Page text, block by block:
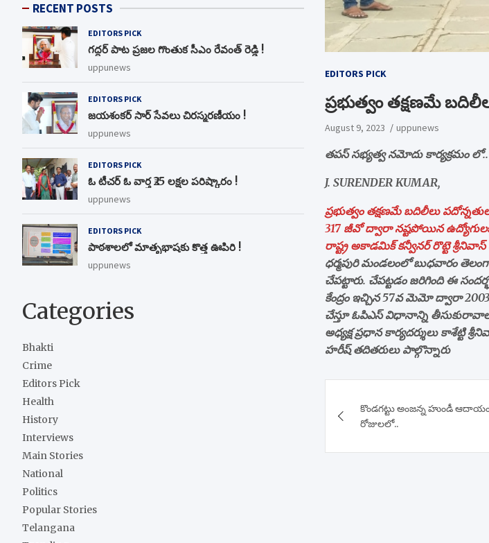
EDITORS PICK
ప్రభుత్వం తక్షణమే
August 9, 2023 uppunews
తపస్ సభ్యత్వ నమోదు కార్యక్రమం లో..
J. SURENDER KUMAR,
ప్రభుత్వం తక్షణమే బదిలీలు
317 జీవో ద్వారా నష్టపోయిన
రాష్ట్ర అకాడమిక్ కన్వీనర్ రొట్టె
ధర్మపురి మండలంలో బుధవారం
చేపట్టారు. చేపట్టడం జరిగింది ఈ
కేంద్రం ఇచ్చిన 57వ మెమో ద్వారా
చేస్తూ ఓపిఎస్ విధానాన్ని
అధ్యక్ష ప్రధాన కార్యదర్శులు కాశేట్టి
హరీష్ తదితరులు పాల్గొన్నారు
navigation
కొండగట్టు అంజన్న హుండీ ఆదాయం
రోజులలో..
RECENT POSTS
EDITORS PICK
గద్దర్ పాట ప్రజల గొంతుక సీఎం రేవంత్ రెడ్డి !
uppunews
EDITORS PICK
జయశంకర్ సార్ సేవలు చిరస్మరణీయం !
uppunews
EDITORS PICK
ఓ టీచర్ ఓ వార్త ₹25 లక్షల పరిష్కారం !
uppunews
EDITORS PICK
పాఠశాలలో మాతృభాషకు కొత్త ఊపిరి !
uppunews
Categories
Bhakti
Crime
Editors Pick
Health
History
Interviews
Main Stories
National
Politics
Popular Stories
Telangana